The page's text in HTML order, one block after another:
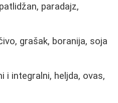
paradajz,
grašak, boranija, soja
i integralni, heljda, ovas,